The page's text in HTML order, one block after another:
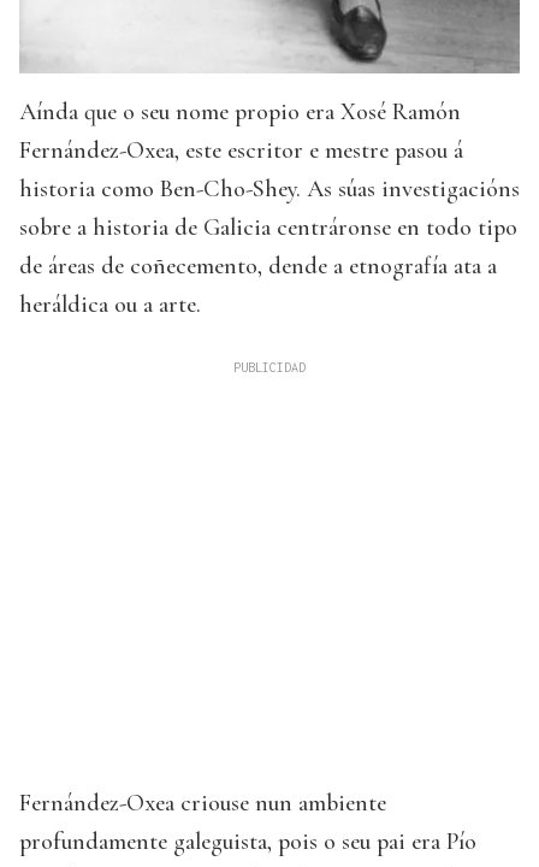
Aínda que o seu nome propio era Xosé Ramón
Fernández-Oxea, este escritor e mestre pasou á
historia como Ben-Cho-Shey. As súas investigacións
sobre a historia de Galicia centráronse en todo tipo
de áreas de coñecemento, dende a etnografía ata a
heráldica ou a arte.
Fernández-Oxea criouse nun ambiente
profundamente galeguista, pois o seu pai era Pío